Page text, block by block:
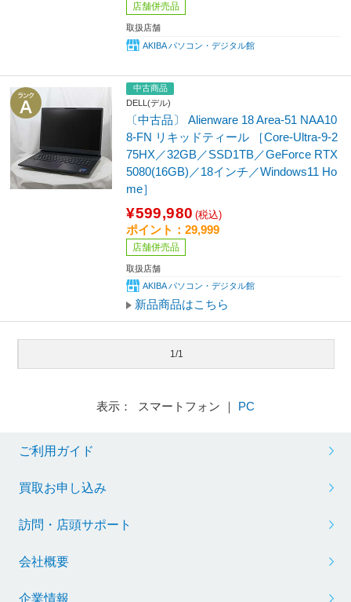
店舗併売品
取扱店舗
AKIBA パソコン・デジタル館
中古商品
DELL(デル)
〔中古品〕 Alienware 18 Area-51 NAA10
8-FN リキッドティール ［Core-Ultra-9-2
75HX／32GB／SSD1TB／GeForce RTX
5080(16GB)／18インチ／Windows11 Ho
me］
¥599,980 (税込)
ポイント：29,999
店舗併売品
取扱店舗
AKIBA パソコン・デジタル館
新品商品はこちら
1/1
表示： スマートフォン ｜ PC
ご利用ガイド
買取お申し込み
訪問・店頭サポート
会社概要
企業情報